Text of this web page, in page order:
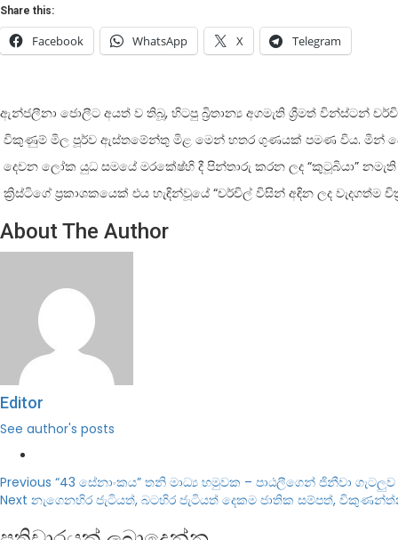
Share this:
Facebook WhatsApp X Telegram
ඇන්ජලීනා ජොලීට අයත් ව තිබූ, හිටපු බ්‍රිතාන්‍ය අගමැති ශ්‍රීමත් වින්ස්ටන්
විකුණුම් මිල පූර්ව ඇස්තමේන්තු මිළ මෙන් හතර ගුණයක් පමණ විය. මින්
දෙවන ලෝක යුධ සමයේ මරකේෂ්හි දී පින්තාරු කරන ලද “කුටූබියා”
ක්‍රිස්ටිගේ ප්‍රකාශකයෙක් එය හැඳින්වූයේ “චර්චිල් විසින් අඳින ලද වැදගත්ම
About The Author
Editor
See author's posts
Post
navigation
Previous “43 සේනාංකය” තනි මාධ්‍ය හමුවක – පාඨලීගෙන් ජිනීවා ගැටලුව
Next නැගෙනහිර ජැටියත්, බටහිර ජැටියත් දෙකම ජාතික සම්පත්,